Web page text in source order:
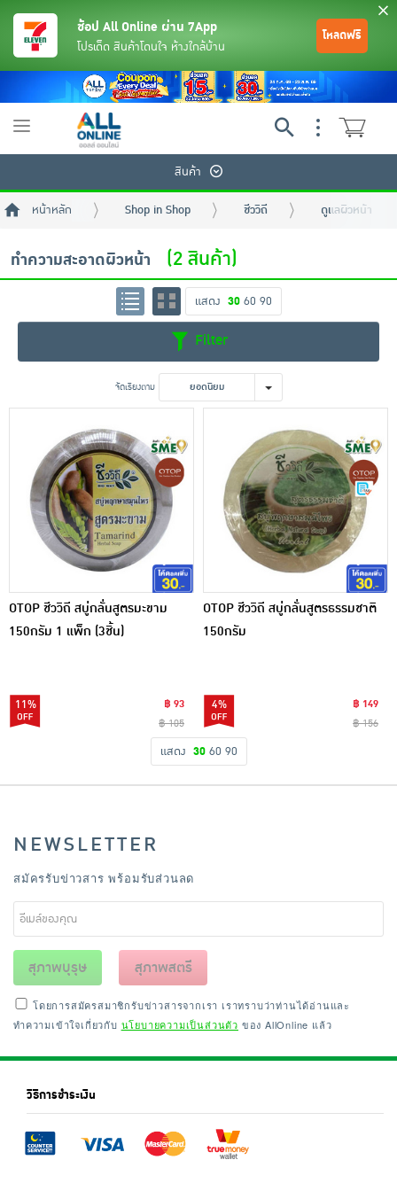
ขนมขบเคี้ยว และช็อคโกแลต
อาหารสด ผัก ผลไม้และเบเกอรี่
ช้อป All Online ผ่าน 7App
โปรเด็ด สินค้าโดนใจ ห้างใกล้บ้าน
โหลดฟรี
Toggle
สินค้า
หน้าหลัก Shop in Shop ชีววิถี ดูแลผิวหน้า
ทำความสะอาดผิวหน้า (2 สินค้า)
แสดง 30 60 90
Filter
จัดเรียงตาม ยอดนิยม
OTOP ชีววิถี สบู่กลั่นสูตรมะขาม
150กรัม 1 แพ็ก (3ชิ้น)
11%
฿ 93
฿ 105
OTOP ชีววิถี สบู่กลั่นสูตรธรรมชาติ
150กรัม
4%
฿ 149
฿ 156
แสดง 30 60 90
NEWSLETTER
สมัครรับข่าวสาร พร้อมรับส่วนลด
สุภาพบุรุษ สุภาพสตรี
โดยการสมัครสมาชิกรับข่าวสารจากเรา เราทราบว่าท่านได้อ่านและ
ทำความเข้าใจเกี่ยวกับ นโยบายความเป็นส่วนตัว ของ AllOnline แล้ว
วิธีการชำระเงิน